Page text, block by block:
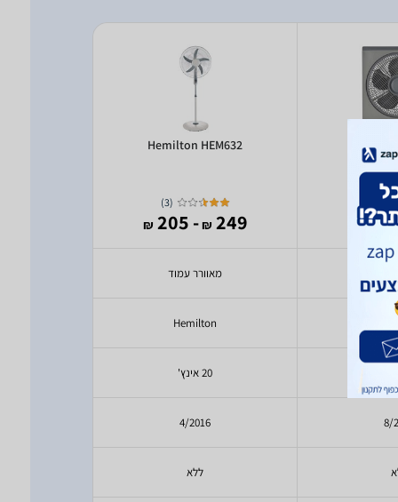
-
₪
8/
Hemilton HEM632
(
3
)
249
₪
- 205
₪
מאוורר עמוד
Hemilton
20 אינץ'
4/2016
ללא